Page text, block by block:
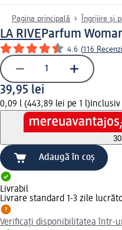
Pagina principală Îngrijire și
LA RIVEParfum
4.6 (116
39,95 lei
0,09 l (443,89 lei pe 1 l) Inclusiv
Adaugă în coș
Livrabil
Livrare standard 1-3 zile
Verificați disponibilitatea într-